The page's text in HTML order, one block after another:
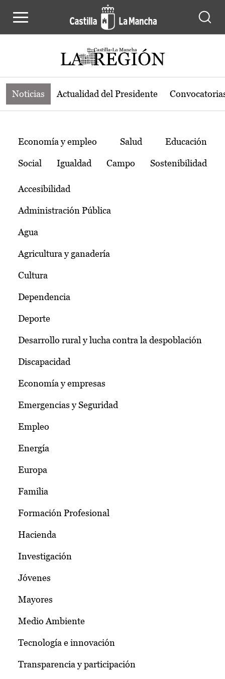
Noticias de la región de Castilla-La
Noticias Actualidad del Presidente
Temas
Economía y empleo Salud Educación
Social Igualdad Campo Sostenibilidad
Accesibilidad
Administración Pública
Agua
Agricultura y ganadería
Cultura
Dependencia
Deporte
Desarrollo rural y lucha contra la despoblación
Discapacidad
Economía y empresas
Emergencias y Seguridad
Empleo
Energía
Europa
Familia
Formación Profesional
Hacienda
Investigación
Jóvenes
Mayores
Medio Ambiente
Tecnología e innovación
Transparencia y participación